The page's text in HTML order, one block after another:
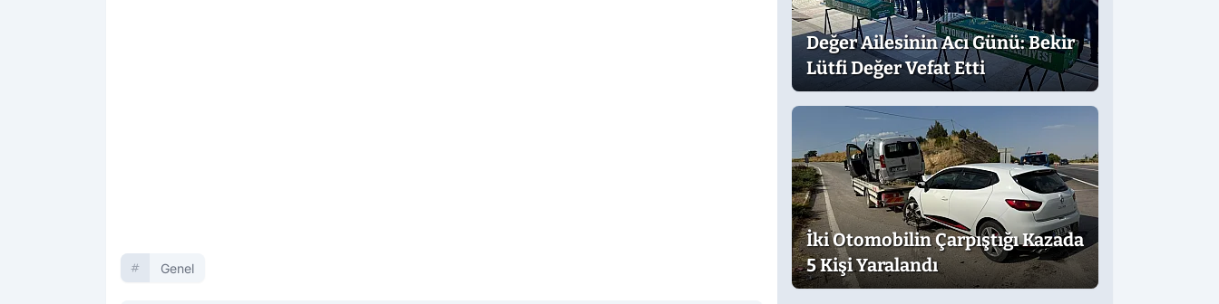
Genel
Değer Ailesinin Acı Günü: Bekir
Lütfi Değer Vefat Etti
İki Otomobilin Çarpıştığı Kazada
5 Kişi Yaralandı